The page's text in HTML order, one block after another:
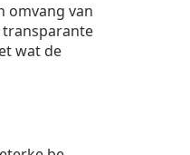
omvang van
transparante
wat de